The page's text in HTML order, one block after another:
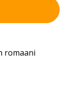
romaani